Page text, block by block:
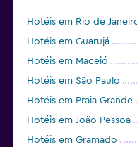
Hotéis em Rio de
Hotéis em Guarujá
Hotéis em Maceió
Hotéis em São Paulo
Hotéis em Praia Grande
Hotéis em João Pessoa
Hotéis em Gramado